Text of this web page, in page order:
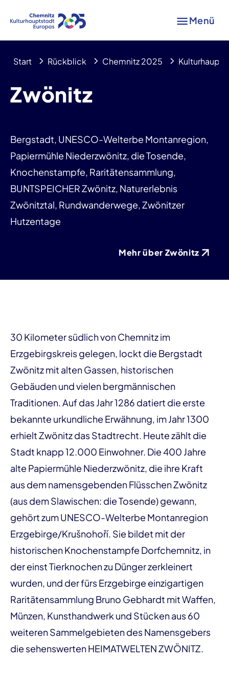
Menü
Start Rückblick Chemnitz 2025
Zwönitz
Bergstadt, UNESCO-Welterbe Montanregion,
Papiermühle Niederzwönitz, die Tosende,
Knochenstampfe, Raritätensammlung,
BUNTSPEICHER Zwönitz, Naturerlebnis
Zwönitztal, Rundwanderwege, Zwönitzer
Hutzentage
Mehr über Zwönitz
30 Kilometer südlich von Chemnitz im
Erzgebirgskreis gelegen, lockt die Bergstadt
Zwönitz mit alten Gassen, historischen
Gebäuden und vielen bergmännischen
Traditionen. Auf das Jahr 1286 datiert die erste
bekannte urkundliche Erwähnung, im Jahr 1300
erhielt Zwönitz das Stadtrecht. Heute zählt die
Stadt knapp 12.000 Einwohner. Die 400 Jahre
alte Papiermühle Niederzwönitz, die ihre Kraft
aus dem namensgebenden Flüsschen Zwönitz
(aus dem Slawischen: die Tosende) gewann,
gehört zum UNESCO-Welterbe Montanregion
Erzgebirge/Krušnohoří. Sie bildet mit der
historischen Knochenstampfe Dorfchemnitz, in
der einst Tierknochen zu Dünger zerkleinert
wurden, und der fürs Erzgebirge einzigartigen
Raritätensammlung Bruno Gebhardt mit Waffen,
Münzen, Kunsthandwerk und Stücken aus 60
weiteren Sammelgebieten des Namensgebers
die sehenswerten HEIMATWELTEN ZWÖNITZ.